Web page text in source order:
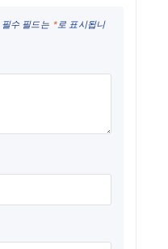
필수 필드는 *로 표시됩니